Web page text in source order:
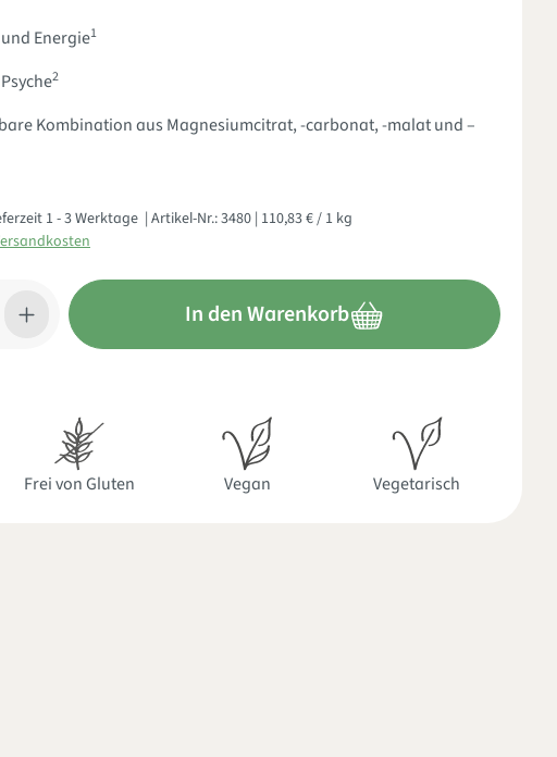
Energie1
2
Kombination aus Magnesiumcitrat, -carbonat, -malat und –
1 - 3 Werktage | Artikel-Nr.:3480 | 110,83 € / 1 kg
den gewünschten Wert ein oder benutze die Schaltflächen um die Anzahl
In den Warenkorb
Frei von Gluten Vegan Vegetarisch